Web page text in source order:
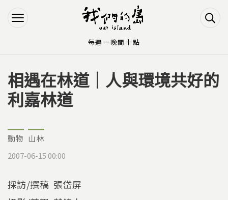
Jump to Navigation
Jump to Main content
您在這裡
相遇在林道｜人與環境共好的
利嘉林道
動物 山林
2007-06-15 00:00
採訪/撰稿 張岱屏
每週一晚間十點